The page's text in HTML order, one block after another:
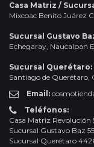
Casa Matriz /
Mixcoac Benito Juárez
Sucursal Gustavo
Echegaray, Naucalpan
Sucursal Querétaro:
Santiago de Querétaro,
Email:
Teléfonos:
Casa Matriz Revolución
Sucursal Gustavo Baz
Sucursal Querétaro